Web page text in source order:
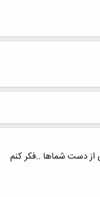
دست شماها ..فکر کنم